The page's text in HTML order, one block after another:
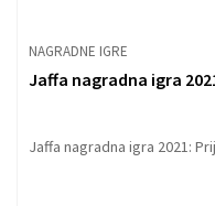
NAGRADNE IGRE
Jaffa nagradna igra
Jaffa nagradna igra 2021: